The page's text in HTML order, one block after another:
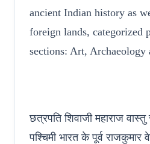
ancient Indian history as
foreign lands, categorized
sections: Art,
छत्रपति शिवाजी महाराज
पश्चिमी भारत के पूर्व